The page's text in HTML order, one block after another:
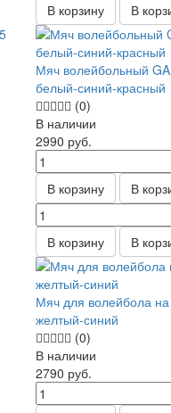
В корзину В
Мяч волейбольный
белый-синий-красный
(0)
В наличии
2990 руб.
В корзину В
В корзину В
Мяч для волейбола на
желтый-синий
(0)
В наличии
2790 руб.